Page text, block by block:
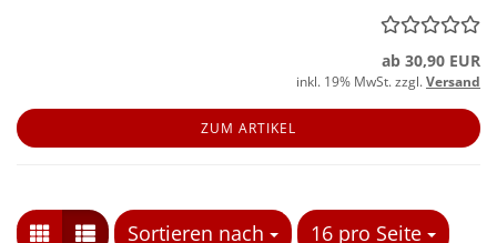
ab 30,90 EUR
inkl. 19% MwSt. zzgl.Versand
ZUM ARTIKEL
Sortieren nach
Sortieren nach 16 pro Seite
pro Seite